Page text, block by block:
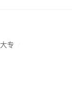
大专